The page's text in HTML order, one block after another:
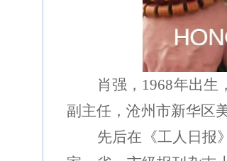
肖强， 1968年出生
副主任，沧州市新华区
先后在《工人日报